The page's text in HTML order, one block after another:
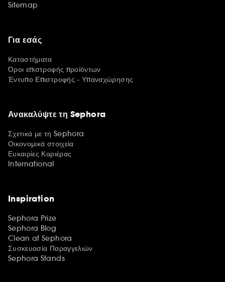
Sitemap
Για εσάς
Καταστήματα
Όροι επιστροφής προϊόντων
Έντυπο Επιστροφής - Υπαναχώρησης
Ανακαλύψτε τη Sephora
Σχετικά με τη Sephora
Οικονομικά στοιχεία
Ευκαιρίες Καριέρας
International
Inspiration
Sephora Prize
Sephora Blog
Clean at Sephora
Συσκευασία Παραγγελιών
Sephora Stands